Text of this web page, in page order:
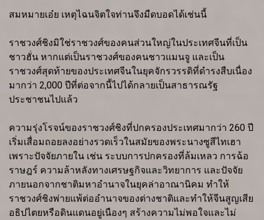
สมหมายเอ๋ย เหตุไฉนจิตใจท่านจึงมืดบอดได้เช่นนี้
ราชวงศ์ชิงมิใช่ราชวงศ์ของคนส่วนใหญ่ในประเทศจีนที่เป็น
ชาวฮั่น หากแต่เป็นราชวงศ์ของคนชาวแมนจู และเป็น
ราชวงศ์สุดท้ายของประเทศจีนในยุคจักรวรรดิที่ดำรงสืบเนื่อง
มากว่า 2,000 ปีที่ต่อจากนี้ไปได้กลายเป็นสาธารณรัฐ
ประชาชนไปแล้ว
ความรุ่งโรจน์ของราชวงศ์ชิงที่ปกครองประเทศมากว่า 260 ปี
เริ่มเสื่อมถอยลงอย่างรวดเร็วในสมัยของพระนางซูสีไทเฮา
เพราะปัจจัยภายใน เช่น ระบบการปกครองที่ล้มเหลว การฉ้อ
ราษฎร์ ความล้าหลังทางเศรษฐกิจและวิทยาการ และปัจจัย
ภายนอกจากชาติมหาอำนาจในยุคล่าอาณานิคม ทำให้
ราชวงศ์ชิงพ่ายแพ้ต่ออำนาจของต่างชาติและทำให้จีนสูญเสีย
อธิปไตยหรือดินแดนอยู่เนืองๆ สร้างความไม่พอใจและไม่